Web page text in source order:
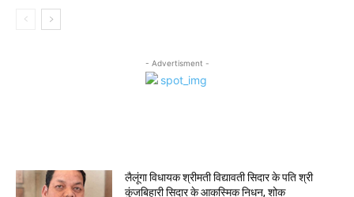
- Advertisment -
लैलूंगा विधायक श्रीमती विद्यावती सिदार के पति श्री
कुंजबिहारी सिदार के आकस्मिक निधन, शोक